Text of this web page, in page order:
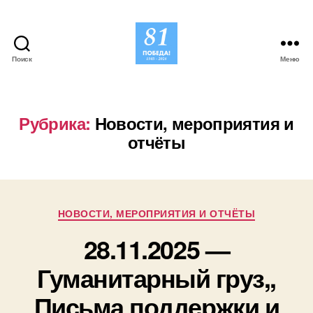
Поиск Меню
Рубрика: Новости, мероприятия и
отчёты
Рубрики
НОВОСТИ, МЕРОПРИЯТИЯ И ОТЧЁТЫ
28.11.2025 —
Гуманитарный груз,,
Письма поддержки и